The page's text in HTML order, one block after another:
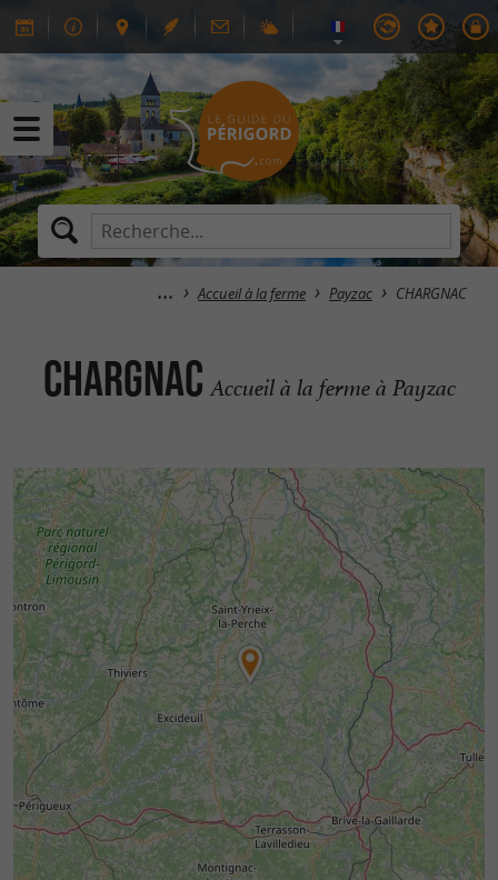
Accueil à la ferme Payzac CHARGNAC
CHARGNAC Accueil à la ferme à Payzac